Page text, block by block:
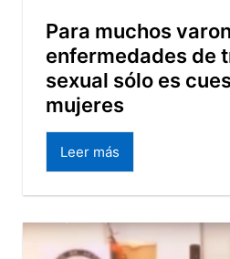
Para muchos
enfermedades de
sexual sólo es
mujeres
Leer más